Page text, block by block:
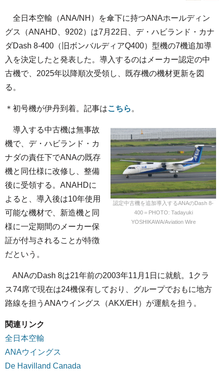
全日本空輸（ANA/NH）を傘下に持つANAホールディン
グス（ANAHD、9202）は7月22日、デ・ハビランド・カナ
ダDash 8-400（旧ボンバルディアQ400）型機の7機追加導
入を決定したと発表した。導入するのはメーカー認定の中
古機で、2025年以降順次受領し、既存機の機材更新を図
る。
＊初号機が伊丹到着。記事はこちら 。
認定中古機を追加導入するANAのDash 8-
400＝PHOTO: Tadayuki
YOSHIKAWA/Aviation Wire
導入する中古機は無事故
機で、デ・ハビランド・カ
ナダの責任下でANAの既存
機と同仕様に改修し、整備
後に受領する。ANAHDに
よると、導入後は10年使用
可能な機材で、新造機と同
様に一定期間のメーカー保
証が付与されることが特徴
だという。
ANAのDash 8は21年前の2003年11月1日に就航。1クラ
ス74席で現在は24機保有しており、グループでおもに地方
路線を担うANAウイングス（AKX/EH）が運航を担う。
関連リンク
全日本空輸
ANAウイングス
De Havilland Canada